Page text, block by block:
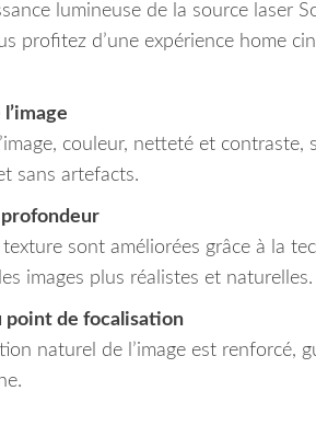
lumineuse de la source laser
profitez d’une expérience home
couleur, netteté et
sans artefacts.
sont améliorées grâce à la
images plus réalistes et naturelles.
point de focalisation
naturel de l’image est renforcé,